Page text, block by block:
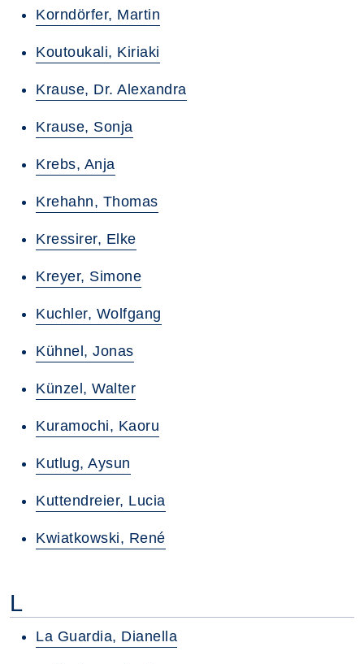
Korndörfer, Martin
Koutoukali, Kiriaki
Krause, Dr. Alexandra
Krause, Sonja
Krebs, Anja
Krehahn, Thomas
Kressirer, Elke
Kreyer, Simone
Kuchler, Wolfgang
Kühnel, Jonas
Künzel, Walter
Kuramochi, Kaoru
Kutlug, Aysun
Kuttendreier, Lucia
Kwiatkowski, René
L
La Guardia, Dianella